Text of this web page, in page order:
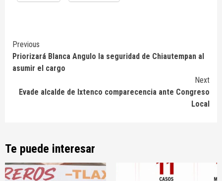
Continue
Reading
Previous
Priorizará Blanca Angulo la seguridad de Chiautempan al
asumir el cargo
Next
Evade alcalde de Ixtenco comparecencia ante Congreso
Local
Te puede interesar